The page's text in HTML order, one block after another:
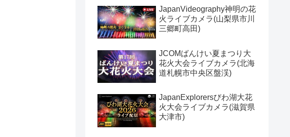
JapanVideography神明の花
火ライブカメラ(山梨県市川
三郷町高田)
JCOMばんけい夏まつり大
花火大会ライブカメラ(北海
道札幌市中央区盤渓)
JapanExplorersびわ湖大花
火大会ライブカメラ(滋賀県
大津市)